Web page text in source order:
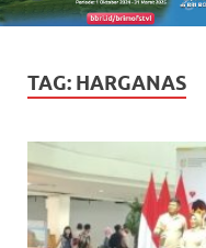
TAG: HARGANAS